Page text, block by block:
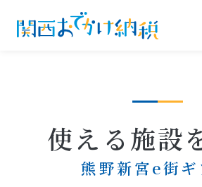
使える施設
熊野新宮e街ギ